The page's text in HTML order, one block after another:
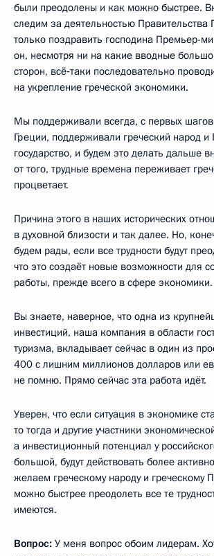
были преодолены и как можно быстрее.
следим за деятельностью Правительства
только поздравить господина Премьер-
он, несмотря ни на какие вводные
сторон, всё‑таки последовательно
на укрепление греческой экономики.
Мы поддерживали всегда, с первых
Греции, поддерживали греческий народ и
государство, и будем это делать дальше
от того, трудные времена переживает
процветает.
Причина этого в наших исторических
в духовной близости и так далее. Но,
будем рады, если все трудности будут
что это создаёт новые возможности для
работы, прежде всего в сфере экономики.
Вы знаете, наверное, что одна из
инвестиций, наша компания в области
туризма, вкладывает сейчас в один из
400 с лишним миллионов долларов или
не помню. Прямо сейчас эта работа идёт.
Уверен, что если ситуация в экономике
то тогда и другие участники
а инвестиционный потенциал у
большой, будут действовать более
желаем греческому народу и греческому
можно быстрее преодолеть все те
имеются.
Вопрос: У меня вопрос обоим лидерам.